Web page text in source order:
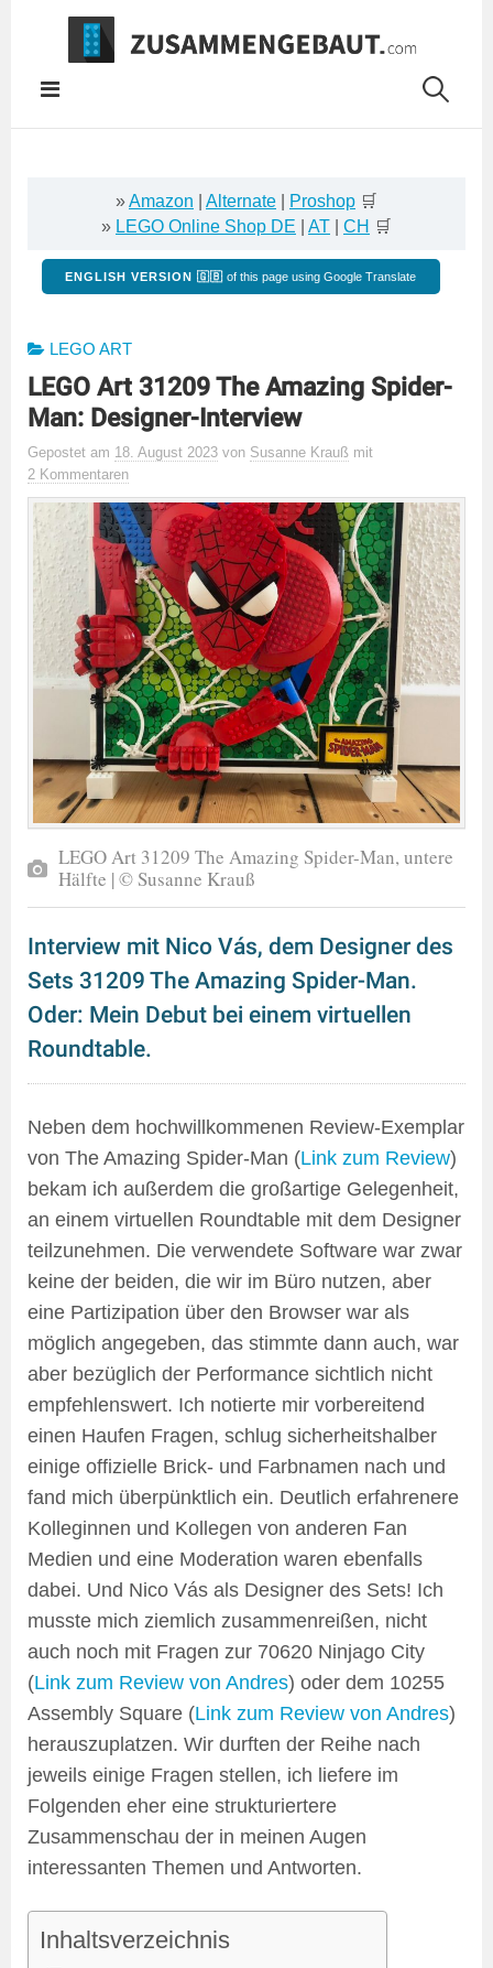
Springe
Inhalt
»Amazon Alternate Proshop 🛒
» LEGO Online Shop DE AT CH 🛒
ENGLISH VERSION 🇬🇧 of this page using Google Translate
LEGO ART
LEGO Art 31209 The Amazing Spider-
Man: Designer-Interview
Gepostet am 18. August 2023 von Susanne Krauß mit
2 Kommentaren
LEGO Art 31209 The Amazing Spider-Man, untere
Hälfte | © Susanne Krauß
Interview mit Nico Vás, dem Designer des
Sets 31209 The Amazing Spider-Man.
Oder: Mein Debut bei einem virtuellen
Roundtable.
Neben dem hochwillkommenen Review-Exemplar
von The Amazing Spider-Man (Link zum Review)
bekam ich außerdem die großartige Gelegenheit,
an einem virtuellen Roundtable mit dem Designer
teilzunehmen. Die verwendete Software war zwar
keine der beiden, die wir im Büro nutzen, aber
eine Partizipation über den Browser war als
möglich angegeben, das stimmte dann auch, war
aber bezüglich der Performance sichtlich nicht
empfehlenswert. Ich notierte mir vorbereitend
einen Haufen Fragen, schlug sicherheitshalber
einige offizielle Brick- und Farbnamen nach und
fand mich überpünktlich ein. Deutlich erfahrenere
Kolleginnen und Kollegen von anderen Fan
Medien und eine Moderation waren ebenfalls
dabei. Und Nico Vás als Designer des Sets! Ich
musste mich ziemlich zusammenreißen, nicht
auch noch mit Fragen zur 70620 Ninjago City
(Link zum Review von Andres) oder dem 10255
Assembly Square (Link zum Review von Andres)
herauszuplatzen. Wir durften der Reihe nach
jeweils einige Fragen stellen, ich liefere im
Folgenden eher eine strukturiertere
Zusammenschau der in meinen Augen
interessanten Themen und Antworten.
Inhaltsverzeichnis